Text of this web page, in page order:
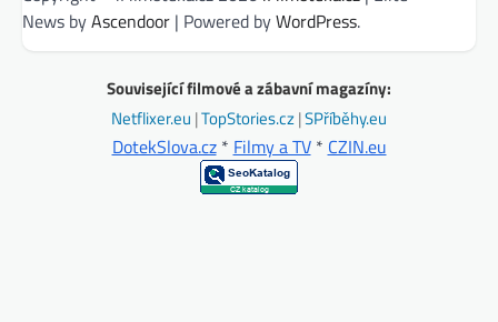
News byAscendoor | Powered byWordPress.
Související filmové a zábavní magazíny:
Netflixer.eu |TopStories.cz|SPříběhy.eu
DotekSlova.cz* Filmy a TV* CZIN.eu